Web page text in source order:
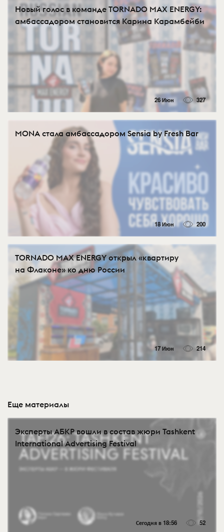
Новый голос в команде TORNADO MAX ENERGY:
амбассадором становится Карина Карамбейби
26 Июн 327
MONA стала амбассадором Sensia by Fresh Bar
18 Июн 200
TORNADO MAX ENERGY открыл «квартиру
на Флаконе» ко дню России
17 Июн 214
Еще материалы
Эксперты АБКР вошли в состав жюри Tashkent
International Advertising Festival
Сегодня в 18:56 52